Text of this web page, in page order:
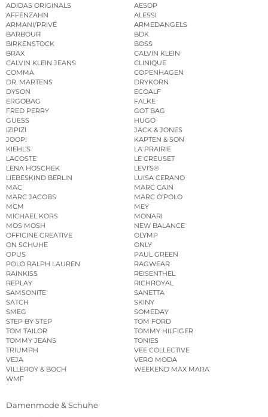
ADIDAS ORIGINALS
AESOP
AFFENZAHN
ALESSI
ARMANI/PRIVÉ
ARMEDANGELS
BARBOUR
BDK
BIRKENSTOCK
BOSS
BRAX
CALVIN KLEIN
CALVIN KLEIN JEANS
CLINIQUE
COMMA
COPENHAGEN
DR. MARTENS
DRYKORN
DYSON
ECOALF
ERGOBAG
FALKE
FRED PERRY
GOT BAG
GUESS
HUGO
IZIPIZI
JACK & JONES
JOOP!
KAPTEN & SON
KIEHL’S
LA PRAIRIE
LACOSTE
LE CREUSET
LENA HOSCHEK
LEVI’S®
LIEBESKIND BERLIN
LUISA CERANO
MAC
MARC CAIN
MARC JACOBS
MARC O’POLO
MCM
MEY
MICHAEL KORS
MONARI
MOS MOSH
NEW BALANCE
OFFICINE CREATIVE
OLYMP
ON SCHUHE
ONLY
OPUS
PAUL GREEN
POLO RALPH LAUREN
RAGWEAR
RAINKISS
REISENTHEL
REPLAY
RICHROYAL
SAMSONITE
SANETTA
SATCH
SKINY
SMEG
SOMEDAY
STEP BY STEP
TOM FORD
TOM TAILOR
TOMMY HILFIGER
TOMMY JEANS
TONIES
TRIUMPH
VEE COLLECTIVE
VEJA
VERO MODA
VILLEROY & BOCH
WEEKEND MAX MARA
WMF
Damenmode & Schuhe